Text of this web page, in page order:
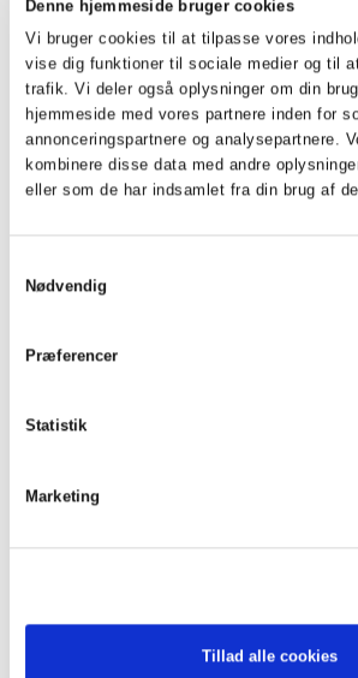
Denne hjemmeside bruger cookies
Vi bruger cookies til at tilpasse vores
vise dig funktioner til sociale medier og til
trafik. Vi deler også oplysninger om din
hjemmeside med vores partnere inden for
annonceringspartnere og analysepartnere.
kombinere disse data med andre
eller som de har indsamlet fra din brug af
Nødvendig
Præferencer
Statistik
Marketing
Tillad alle cookies
anvendes lodtrækning.
Generalforsamlingen træffer sin
stemmeflertal. Dog kræver ændring af
majoritet af de afgivne stemmer. Der
fuldmagt.
§ 5
8 personer. Komitéen konstituerer sig
gangen. genvalg kan finde sted.
Ved formandens eller kasserens
vælger komitéen afløseren blandt
Dette valg gælder indtil næste ordinære
af komitémedlemmerne kræver
komitéen er beslutningsdygtig, når